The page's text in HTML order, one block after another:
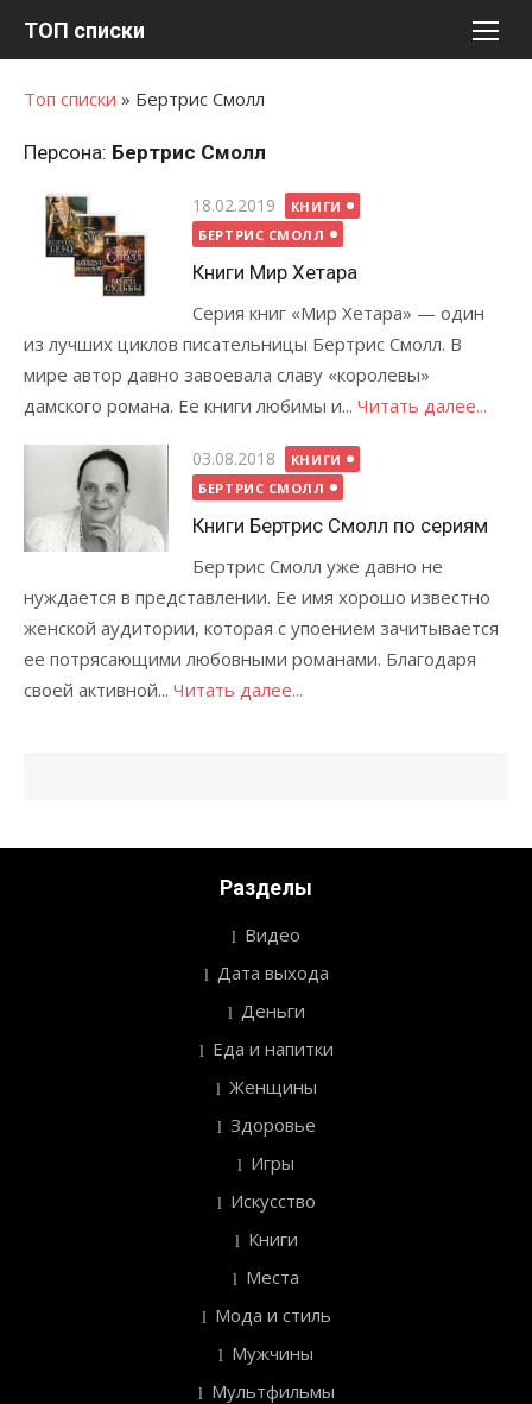
ТОП списки
Топ списки » Бертрис Смолл
Персона: Бертрис Смолл
Опубликовано
18.02.2019
КНИГИ
БЕРТРИС СМОЛЛ
Книги Мир Хетара
Серия книг «Мир Хетара» — один
из лучших циклов писательницы Бертрис Смолл. В
мире автор давно завоевала славу «королевы»
дамского романа. Ее книги любимы и... Читать далее...
Опубликовано
03.08.2018
КНИГИ
БЕРТРИС СМОЛЛ
Книги Бертрис Смолл по сериям
Бертрис Смолл уже давно не
нуждается в представлении. Ее имя хорошо известно
женской аудитории, которая с упоением зачитывается
ее потрясающими любовными романами. Благодаря
своей активной... Читать далее...
Разделы
Видео
Дата выхода
Деньги
Еда и напитки
Женщины
Здоровье
Игры
Искусство
Книги
Места
Мода и стиль
Мужчины
Мультфильмы